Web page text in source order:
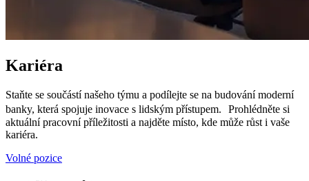
Kariéra
Staňte se součástí našeho týmu a podílejte se na budování moderní
banky, která spojuje inovace s lidským přístupem. Prohlédněte si
aktuální pracovní příležitosti a najděte místo, kde může růst i vaše
kariéra.
Volné pozice